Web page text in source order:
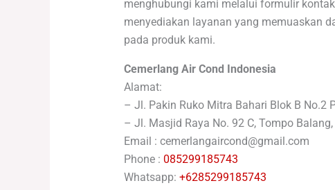
menghubungi kami melalui formulir
menyediakan layanan yang memuaskan
pada produk kami.
Cemerlang Air Cond Indonesia
Alamat:
– Jl. Pakin Ruko Mitra Bahari Blok B No.2
– Jl. Masjid Raya No. 92 C, Tompo
Email : cemerlangaircond@gmail.com
Phone : 085299185743
Whatsapp: +6285299185743